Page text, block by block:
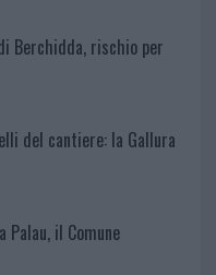
Berchidda, rischio per
del cantiere: la Gallura
il Comune